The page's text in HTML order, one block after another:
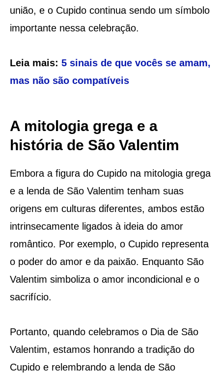
união, e o Cupido continua sendo um símbolo
importante nessa celebração.
Leia mais: 5 sinais de que vocês se amam,
mas não são compatíveis
A mitologia grega e a
história de São Valentim
Embora a figura do Cupido na mitologia grega
e a lenda de São Valentim tenham suas
origens em culturas diferentes, ambos estão
intrinsecamente ligados à ideia do amor
romântico. Por exemplo, o Cupido representa
o poder do amor e da paixão. Enquanto São
Valentim simboliza o amor incondicional e o
sacrifício.
Portanto, quando celebramos o Dia de São
Valentim, estamos honrando a tradição do
Cupido e relembrando a lenda de São